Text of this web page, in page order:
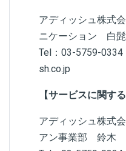
アディッシュ株式
ニケーション 白髭
Tel：03-5759-
sh.co.jp
【サービスに関す
アディッシュ株式
アン事業部 鈴木